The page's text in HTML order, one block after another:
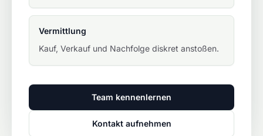
Vermittlung
Kauf, Verkauf und Nachfolge diskret anstoßen.
Team kennenlernen
Kontakt aufnehmen